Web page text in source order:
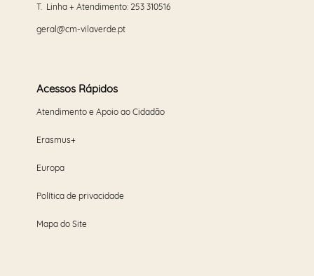
T. Linha + Atendimento: 253 310516
geral@cm-vilaverde.pt
Acessos Rápidos
Atendimento e Apoio ao Cidadão
Erasmus+
Europa
Política de privacidade
Mapa do Site